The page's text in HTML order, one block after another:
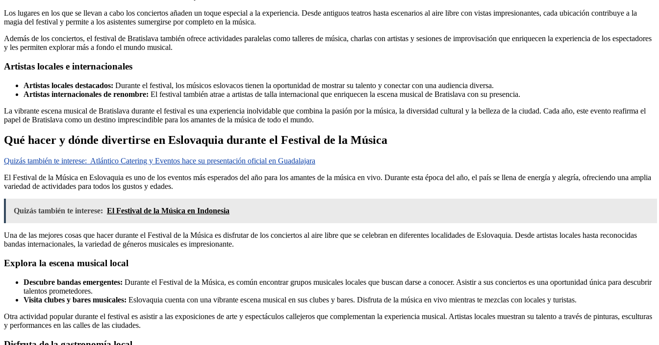
Los lugares en los que se llevan a cabo los conciertos añaden un toque especial a la experiencia. Desde antiguos teatros hasta escenarios al aire libre con vistas impresionantes, cada ubicación contribuye a la
magia del festival y permite a los asistentes sumergirse por completo en la música.
Además de los conciertos, el festival de Bratislava también ofrece actividades paralelas como talleres de música, charlas con artistas y sesiones de improvisación que enriquecen la experiencia de los espectadores
y les permiten explorar más a fondo el mundo musical.
Artistas locales e internacionales
Artistas locales destacados: Durante el festival, los músicos eslovacos tienen la oportunidad de mostrar su talento y conectar con una audiencia diversa.
Artistas internacionales de renombre: El festival también atrae a artistas de talla internacional que enriquecen la escena musical de Bratislava con su presencia.
La vibrante escena musical de Bratislava durante el festival es una experiencia inolvidable que combina la pasión por la música, la diversidad cultural y la belleza de la ciudad. Cada año, este evento reafirma el
papel de Bratislava como un destino imprescindible para los amantes de la música de todo el mundo.
Qué hacer y dónde divertirse en Eslovaquia durante el Festival de la Música
Quizás también te interese: Atlántico Catering y Eventos hace su presentación oficial en Guadalajara
El Festival de la Música en Eslovaquia es uno de los eventos más esperados del año para los amantes de la música en vivo. Durante esta época del año, el país se llena de energía y alegría, ofreciendo una amplia
variedad de actividades para todos los gustos y edades.
Quizás también te interese: El Festival de la Música en Indonesia
Una de las mejores cosas que hacer durante el Festival de la Música es disfrutar de los conciertos al aire libre que se celebran en diferentes localidades de Eslovaquia. Desde artistas locales hasta reconocidas
bandas internacionales, la variedad de géneros musicales es impresionante.
Explora la escena musical local
Descubre bandas emergentes: Durante el Festival de la Música, es común encontrar grupos musicales locales que buscan darse a conocer. Asistir a sus conciertos es una oportunidad única para descubrir
talentos prometedores.
Visita clubes y bares musicales: Eslovaquia cuenta con una vibrante escena musical en sus clubes y bares. Disfruta de la música en vivo mientras te mezclas con locales y turistas.
Otra actividad popular durante el festival es asistir a las exposiciones de arte y espectáculos callejeros que complementan la experiencia musical. Artistas locales muestran su talento a través de pinturas, esculturas
y performances en las calles de las ciudades.